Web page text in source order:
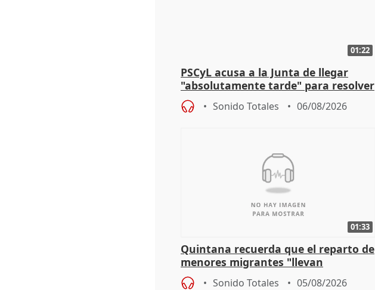
01:22
PSCyL acusa a la Junta de llegar
"absolutamente tarde" para resolver
problemas como Newcastle
Sonido Totales 06/08/2026
01:33
Quintana recuerda que el reparto de
menores migrantes "llevan
aportación del Gobierno" central
Sonido Totales 05/08/2026